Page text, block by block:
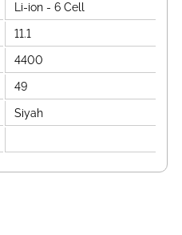
Li-ion - 6 Cell
11.1
4400
49
Siyah